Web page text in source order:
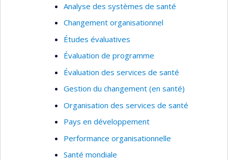
Analyse des systèmes de santé
Changement organisationnel
Études évaluatives
Évaluation de programme
Évaluation des services de santé
Gestion du changement (en santé)
Organisation des services de santé
Pays en développement
Performance organisationnelle
Santé mondiale